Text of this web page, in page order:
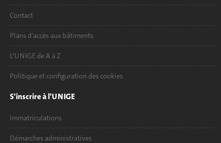
Contact
Plans d'accès aux bâtiments
L'UNIGE de A à Z
Politique et configuration des cookies
S'inscrire à l'UNIGE
Immatriculations
Démarches administratives